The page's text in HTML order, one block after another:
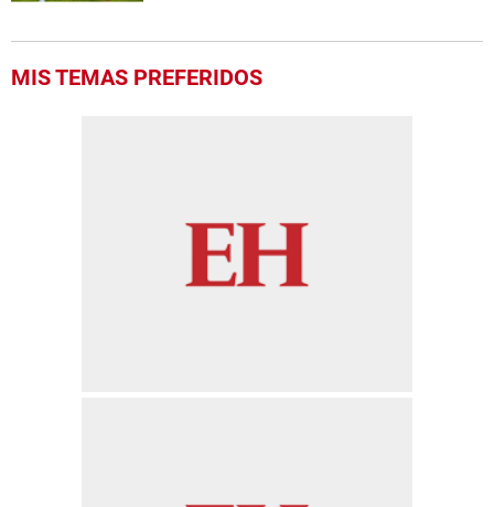
MIS TEMAS PREFERIDOS